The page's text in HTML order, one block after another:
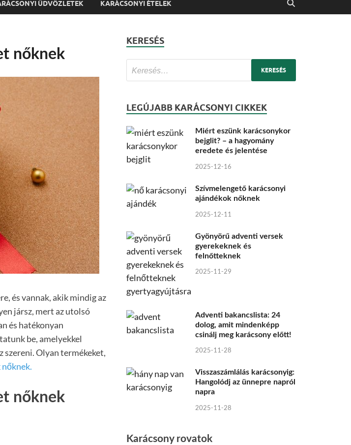
ÜDVÖZLETEK KARÁCSONYI ÉTELEK
nőknek
és vannak, akik mindig az
jársz, mert az utolsó
és hatékonyan
be, amelyekkel
szereni. Olyan termékeket,
nőknek
KERESÉS
LEGÚJABB KARÁCSONYI CIKKEK
Miért eszünk karácsonykor
bejglit? – a hagyomány
eredete és jelentése
2025-12-16
Szívmelengető karácsonyi
ajándékok nőknek
2025-12-11
Gyönyörű adventi versek
gyerekeknek és
felnőtteknek
2025-11-29
Adventi bakancslista: 24
dolog, amit mindenképp
csinálj meg karácsony előtt!
2025-11-28
Visszaszámlálás karácsonyig:
Hangolódj az ünnepre napról
napra
2025-11-28
Karácsony rovatok